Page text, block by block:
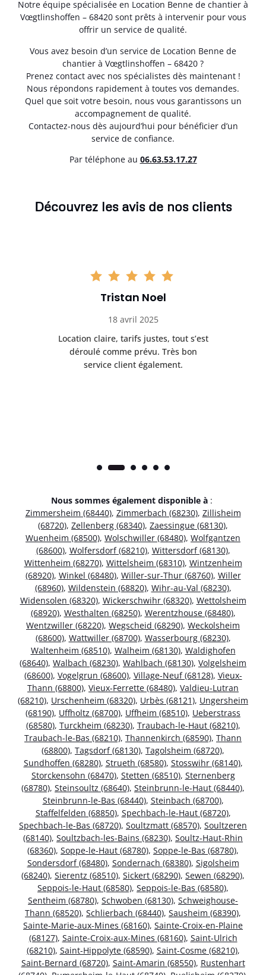
Notre équipe spécialisée en Location Benne de chantier à
Vœgtlinshoffen – 68420 sont prêts à intervenir pour vous
offrir un service de qualité.
Vous avez besoin d’un service de Location Benne de
chantier à Vœgtlinshoffen – 68420 ?
Prenez contact avec nos spécialistes dès maintenant !
Nous répondons rapidement à toutes vos demandes.
Quel que soit votre besoin, nous vous garantissons un
accompagnement de qualité.
Contactez-nous dès aujourd’hui pour bénéficier d’un
service de confiance.
Par téléphone au 06.63.53.17.27
Découvrez les avis de nos clients
Tristan Noel
18 avril 2025
Location claire, tarifs justes, tout s’est
déroulé comme prévu. Très bon
service client également.
Nous sommes également disponible à :
Zimmersheim (68440), Zimmerbach (68230), Zillisheim
(68720), Zellenberg (68340), Zaessingue (68130),
Wuenheim (68500), Wolschwiller (68480), Wolfgantzen
(68600), Wolfersdorf (68210), Wittersdorf (68130),
Wittenheim (68270), Wittelsheim (68310), Wintzenheim
(68920), Winkel (68480), Willer-sur-Thur (68760), Willer
(68960), Wildenstein (68820), Wihr-au-Val (68230),
Widensolen (68320), Wickerschwihr (68320), Wettolsheim
(68920), Westhalten (68250), Werentzhouse (68480),
Wentzwiller (68220), Wegscheid (68290), Weckolsheim
(68600), Wattwiller (68700), Wasserbourg (68230),
Waltenheim (68510), Walheim (68130), Waldighofen
(68640), Walbach (68230), Wahlbach (68130), Volgelsheim
(68600), Vogelgrun (68600), Village-Neuf (68128), Vieux-
Thann (68800), Vieux-Ferrette (68480), Valdieu-Lutran
(68210), Urschenheim (68320), Urbès (68121), Ungersheim
(68190), Uffholtz (68700), Uffheim (68510), Ueberstrass
(68580), Turckheim (68230), Traubach-le-Haut (68210),
Traubach-le-Bas (68210), Thannenkirch (68590), Thann
(68800), Tagsdorf (68130), Tagolsheim (68720),
Sundhoffen (68280), Strueth (68580), Stosswihr (68140),
Storckensohn (68470), Stetten (68510), Sternenberg
(68780), Steinsoultz (68640), Steinbrunn-le-Haut (68440),
Steinbrunn-le-Bas (68440), Steinbach (68700),
Staffelfelden (68850), Spechbach-le-Haut (68720),
Spechbach-le-Bas (68720), Soultzmatt (68570), Soultzeren
(68140), Soultzbach-les-Bains (68230), Soultz-Haut-Rhin
(68360), Soppe-le-Haut (68780), Soppe-le-Bas (68780),
Sondersdorf (68480), Sondernach (68380), Sigolsheim
(68240), Sierentz (68510), Sickert (68290), Sewen (68290),
Seppois-le-Haut (68580), Seppois-le-Bas (68580),
Sentheim (68780), Schwoben (68130), Schweighouse-
Thann (68520), Schlierbach (68440), Sausheim (68390),
Sainte-Marie-aux-Mines (68160), Sainte-Croix-en-Plaine
(68127), Sainte-Croix-aux-Mines (68160), Saint-Ulrich
(68210), Saint-Hippolyte (68590), Saint-Cosme (68210),
Saint-Bernard (68720), Saint-Amarin (68550), Rustenhart